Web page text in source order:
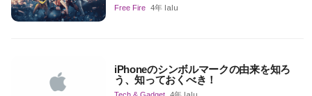
Free Fire 4年 lalu
iPhoneのシンボルマークの由来を知ろ
う、知っておくべき！